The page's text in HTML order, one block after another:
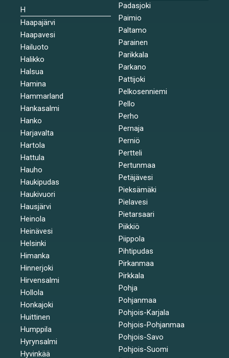
H
Haapajärvi
Haapavesi
Hailuoto
Halikko
Halsua
Hamina
Hammarland
Hankasalmi
Hanko
Harjavalta
Hartola
Hattula
Hauho
Haukipudas
Haukivuori
Hausjärvi
Heinola
Heinävesi
Helsinki
Himanka
Hinnerjoki
Hirvensalmi
Hollola
Honkajoki
Huittinen
Humppila
Hyrynsalmi
Hyvinkää
Padasjoki
Paimio
Paltamo
Parainen
Parikkala
Parkano
Pattijoki
Pelkosenniemi
Pello
Perho
Pernaja
Perniö
Pertteli
Pertunmaa
Petäjävesi
Pieksämäki
Pielavesi
Pietarsaari
Piikkiö
Piippola
Pihtipudas
Pirkanmaa
Pirkkala
Pohja
Pohjanmaa
Pohjois-Karjala
Pohjois-Pohjanmaa
Pohjois-Savo
Pohjois-Suomi